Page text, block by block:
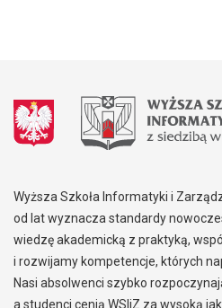
Wyższa Szkoła Informatyki i
od lat wyznacza standardy
wiedzę akademicką z praktyką,
i rozwijamy kompetencje, których
Nasi absolwenci szybko
a studenci cenią WSIiZ za wysoką